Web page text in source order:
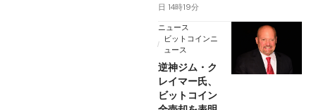
日 14時19分
ニュース
ビットコインニ
ュース
逆神ジム・ク
レイマー氏、
ビットコイン